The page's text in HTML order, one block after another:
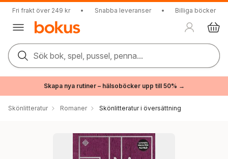
Fri frakt över 249 kr • Snabba leveranser • Billiga böcker
Sök bok, spel, pussel, penna...
Skapa nya rutiner – hälsoböcker upp till 50% →
Skönlitteratur Romaner Skönlitteratur i översättning